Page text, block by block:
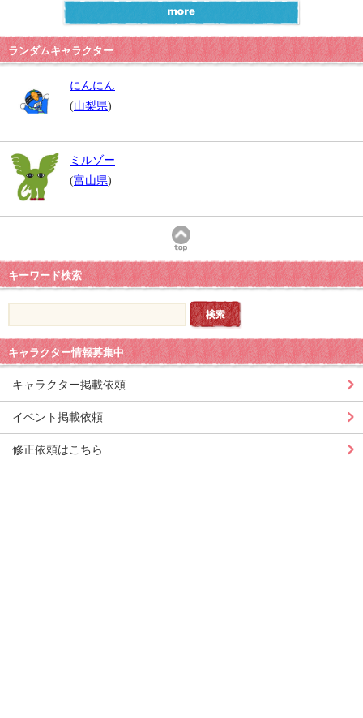
ランダムキャラクター
にんにん
(山梨県)
ミルゾー
(富山県)
キーワード検索
キャラクター情報募集中
キャラクター掲載依頼
イベント掲載依頼
修正依頼はこちら